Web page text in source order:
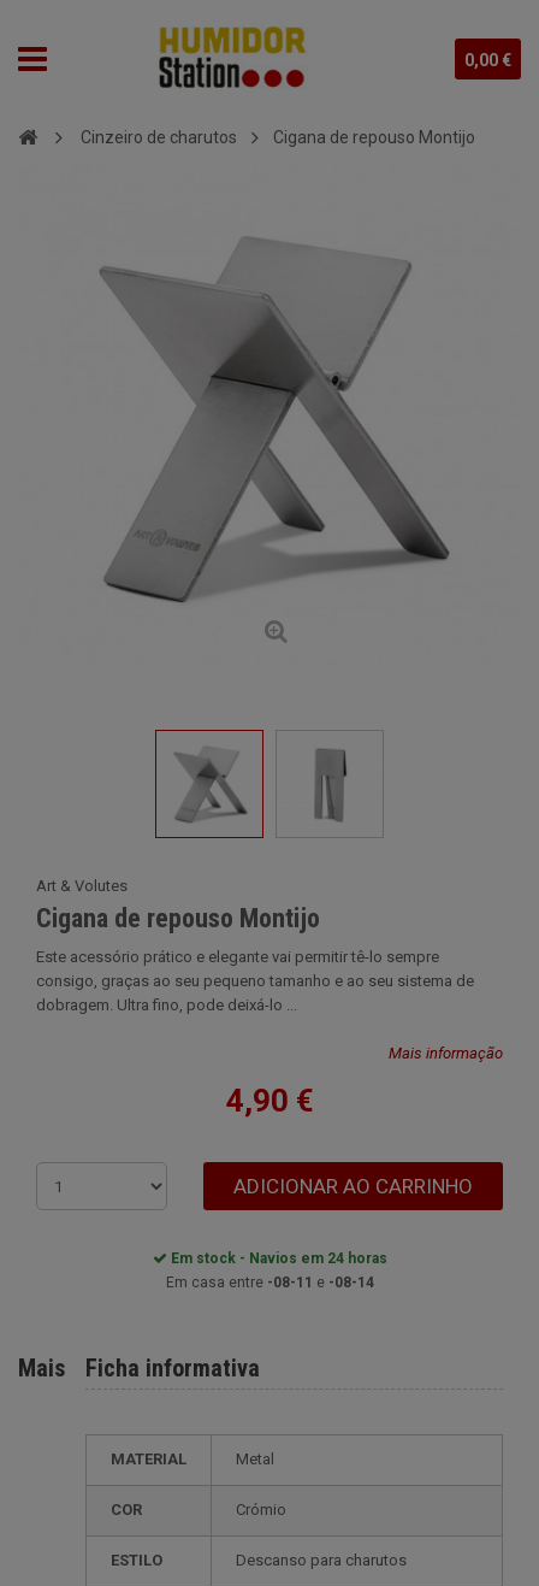
0,00 €
Cinzeiro de charutos Cigana de repouso Montijo
Art & Volutes
Cigana de repouso Montijo
Este acessório prático e elegante vai permitir tê-lo sempre
consigo, graças ao seu pequeno tamanho e ao seu sistema de
dobragem. Ultra fino, pode deixá-lo ...
Mais informação
4,90 €
ADICIONAR AO CARRINHO
Em stock - Navios em 24 horas
Em casa entre -08-11 e -08-14
Ficha informativa
MATERIAL Metal
COR Crómio
ESTILO descanso para charutos
Mais